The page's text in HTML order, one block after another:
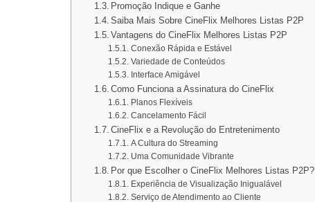
Promoção Indique e Ganhe
Saiba Mais Sobre CineFlix Melhores Listas P2P
Vantagens do CineFlix Melhores Listas P2P
Conexão Rápida e Estável
Variedade de Conteúdos
Interface Amigável
Como Funciona a Assinatura do CineFlix
Planos Flexíveis
Cancelamento Fácil
CineFlix e a Revolução do Entretenimento
A Cultura do Streaming
Uma Comunidade Vibrante
Por que Escolher o CineFlix Melhores Listas P2P?
Experiência de Visualização Inigualável
Serviço de Atendimento ao Cliente